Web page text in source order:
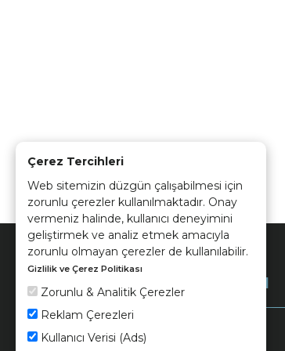
Çerez Tercihleri
Web sitemizin düzgün çalışabilmesi için
zorunlu çerezler kullanılmaktadır. Onay
vermeniz halinde, kullanıcı deneyimini
geliştirmek ve analiz etmek amacıyla
zorunlu olmayan çerezler de kullanılabilir.
Gizlilik ve Çerez Politikası
Zorunlu & Analitik Çerezler
Reklam Çerezleri
Kullanıcı Verisi (Ads)
Kurumsal